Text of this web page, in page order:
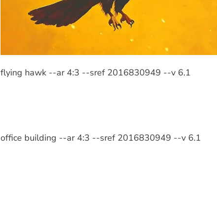
flying hawk --ar 4:3 --sref 2016830949 --v 6.1
office building --ar 4:3 --sref 2016830949 --v 6.1